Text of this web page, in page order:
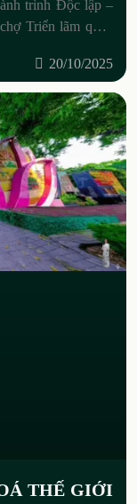
trình Độc lập –
Triển lãm quốc
20/10/2025
THẾ GIỚI